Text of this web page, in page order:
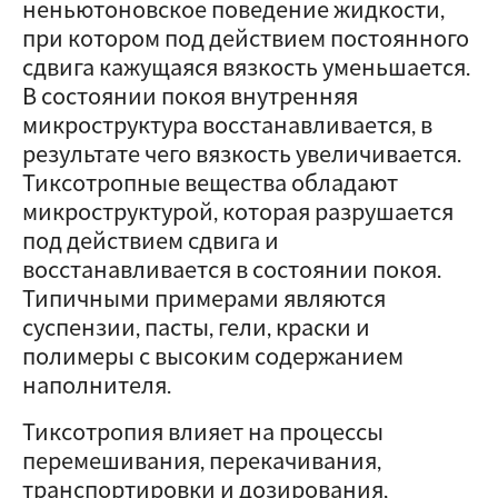
неньютоновское поведение жидкости,
при котором под действием постоянного
сдвига кажущаяся вязкость уменьшается.
В состоянии покоя внутренняя
микроструктура восстанавливается, в
результате чего вязкость увеличивается.
Тиксотропные вещества обладают
микроструктурой, которая разрушается
под действием сдвига и
восстанавливается в состоянии покоя.
Типичными примерами являются
суспензии, пасты, гели, краски и
полимеры с высоким содержанием
наполнителя.
Тиксотропия влияет на процессы
перемешивания, перекачивания,
транспортировки и дозирования,